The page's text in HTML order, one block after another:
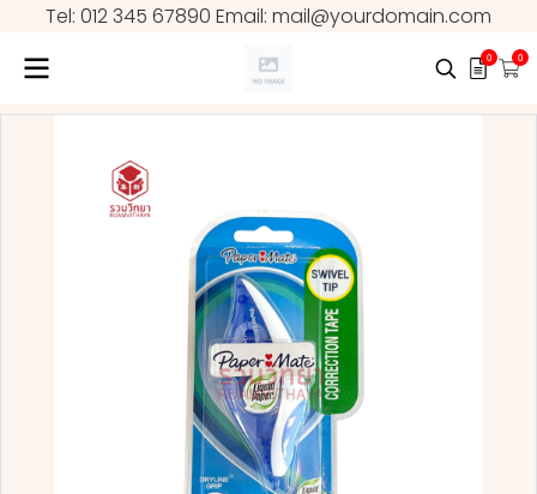
Tel: 012 345 67890 Email: mail@yourdomain.com
0 0